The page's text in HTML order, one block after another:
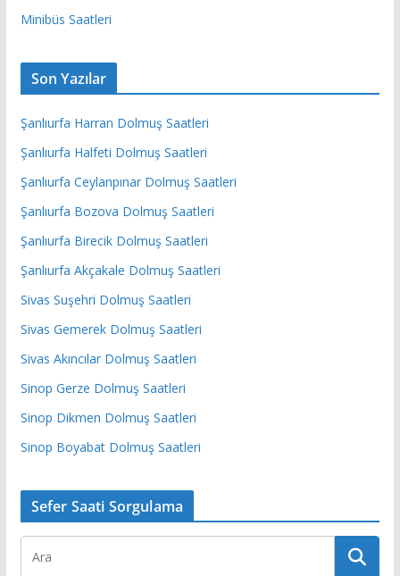
Minibüs Saatleri
Son Yazılar
Şanlıurfa Harran Dolmuş Saatleri
Şanlıurfa Halfeti Dolmuş Saatleri
Şanlıurfa Ceylanpınar Dolmuş Saatleri
Şanlıurfa Bozova Dolmuş Saatleri
Şanlıurfa Birecik Dolmuş Saatleri
Şanlıurfa Akçakale Dolmuş Saatleri
Sivas Suşehri Dolmuş Saatleri
Sivas Gemerek Dolmuş Saatleri
Sivas Akıncılar Dolmuş Saatleri
Sinop Gerze Dolmuş Saatleri
Sinop Dikmen Dolmuş Saatleri
Sinop Boyabat Dolmuş Saatleri
Sefer Saati Sorgulama